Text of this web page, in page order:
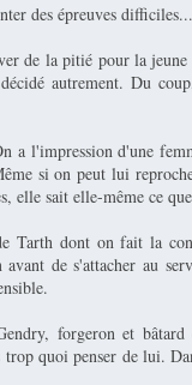
des épreuves difficiles...
de la pitié pour la
autrement. Du
a l'impression d'une
si on peut lui
elle sait elle-même ce
Tarth dont on fait la
de s'attacher au
forgeron et
quoi penser de lui.